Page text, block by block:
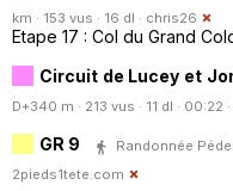
km · 153 vus · 16 dl · chris26
Etape 17 : Col du Grand
Circuit de Lucey et
D+340 m · 213 vus · 11 dl · 00:22 ·
GR 9
Randonnée
2pieds1tete.com